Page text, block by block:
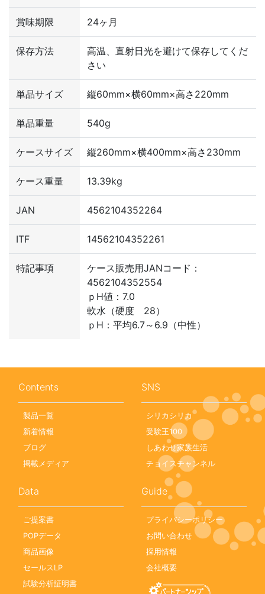
賞味期限 24ヶ月
保存方法
高温、直射日光を避けて保存してくだ
さい
単品サイズ 縦60mm×横60mm×高さ220mm
単品重量 540g
ケースサイズ 縦260mm×横400mm×高さ230mm
ケース重量 13.39kg
JAN 4562104352264
ITF 14562104352261
特記事項
ケース販売用JANコード：
4562104352554
ｐH値：7.0
軟水（硬度 28）
ｐH：平均6.7～6.9（中性）
Contents
製品一覧
新着情報
ブログ
掲載メディア
SNS
シリカシリカ
受験王100
しあわせ家族生活
チョイスチャンネル
Data
ご提案書
POPデータ
商品画像
セールスLP
試験分析証明書
Guide
プライバシーポリシー
お問い合わせ
採用情報
会社概要